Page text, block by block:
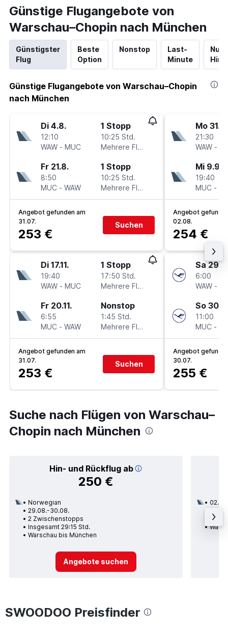
Günstige Flugangebote von
Warschau–Chopin nach München
Günstigster
Flug
Beste
Option
Nonstop
Last-
Minute
Nur
Günstige Flugangebote von Warschau–Chopin
nach München
Di 4.8.
12:10
WAW - MUC
1 Stopp
10:25 Std.
Mehrere Fluglinien
Fr 21.8.
8:50
MUC - WAW
1 Stopp
10:25 Std.
Mehrere Fluglinien
Angebot gefunden am
31.07.
253 €
Suchen
Di 17.11.
19:40
WAW - MUC
1 Stopp
17:50 Std.
Mehrere Fluglinien
Fr 20.11.
6:55
MUC - WAW
Nonstop
1:45 Std.
Mehrere Fluglinien
Angebot gefunden am
31.07.
253 €
Suchen
Mo 31.8.
21:30
WAW -
Mi 9.9.
19:40
MUC -
Angebot
02.08.
254 €
Sa 29.8.
6:00
WAW -
So 30.8.
11:00
MUC -
Angebot
30.07.
255 €
Suche nach Flügen von Warschau–
Chopin nach München
Hin- und Rückflug ab
250 €
Norwegian
29.08.-30.08.
2 Zwischenstopps
Insgesamt 29:15 Std.
Warschau bis München
Angebote suchen
02.09.
SWOODOO Preisfinder